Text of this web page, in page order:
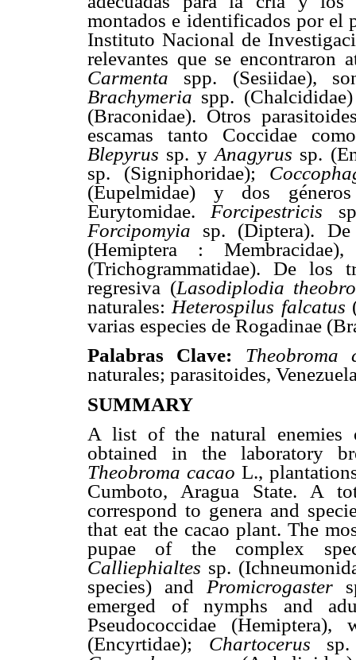
montados e identificados por
Instituto Nacional de
relevantes que se encontraron
Carmenta spp. (Sesiidae),
Brachymeria spp.
(Braconidae). Otros
escamas tanto Coccidae
Blepyrus sp. yAnagyrus sp.
sp. (Signiphoridae);
(Eupelmidae) y dos
Eurytomidae. Forcipestricis
Forcipomyia sp. (Diptera).
(Hemiptera :
(Trichogrammatidae). De los
regresiva (Lasodiplodia
naturales: Heterospilus falcatus
varias especies de Rogadinae
Palabras Clave:
naturales; parasitoides,
SUMMARY
A list of the natural enemies
obtained in the laboratory
Theobroma cacao L.,
Cumboto, Aragua State. A
correspond to genera and
that eat the cacao plant. The
pupae of the complex
Calliephialtes sp.
species) and Promicrogaster
emerged of nymphs and
Pseudococcidae
(Encyrtidae); Chartocerus